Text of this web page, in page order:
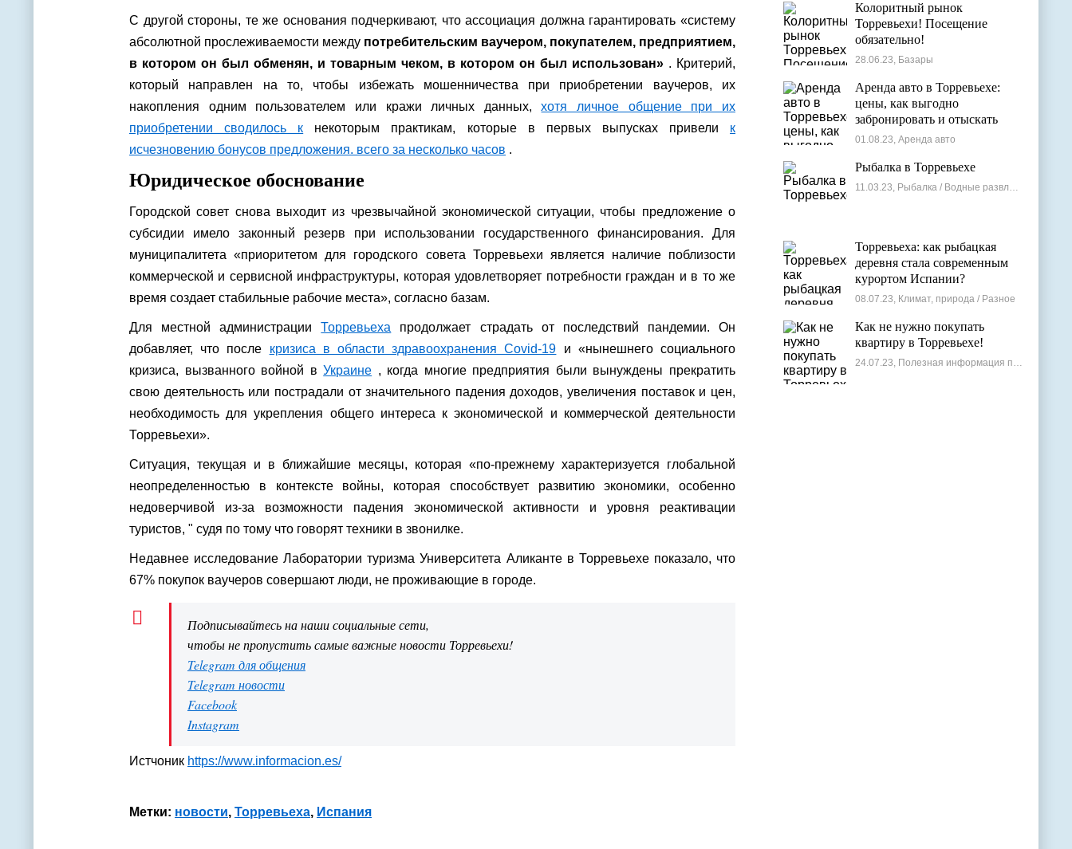
С другой стороны, те же основания подчеркивают, что ассоциация должна гарантировать «систему
абсолютной прослеживаемости между потребительским ваучером, покупателем, предприятием,
в котором он был обменян, и товарным чеком, в котором он был использован» . Критерий,
который направлен на то, чтобы избежать мошенничества при приобретении ваучеров, их
накопления одним пользователем или кражи личных данных,хотя личное общение при их
приобретении сводилось к некоторым практикам, которые в первых выпусках привели к
исчезновению бонусов предложения. всего за несколько часов .
Юридическое обоснование
Городской совет снова выходит из чрезвычайной экономической ситуации, чтобы предложение о
субсидии имело законный резерв при использовании государственного финансирования. Для
муниципалитета «приоритетом для городского совета Торревьехи является наличие поблизости
коммерческой и сервисной инфраструктуры, которая удовлетворяет потребности граждан и в то же
время создает стабильные рабочие места», согласно базам.
Для местной администрацииТорревьеха продолжает страдать от последствий пандемии. Он
добавляет, что после кризиса в области здравоохранения Covid-19 и «нынешнего социального
кризиса, вызванного войной вУкраине , когда многие предприятия были вынуждены прекратить
свою деятельность или пострадали от значительного падения доходов, увеличения поставок и цен,
необходимость для укрепления общего интереса к экономической и коммерческой деятельности
Торревьехи».
Ситуация, текущая и в ближайшие месяцы, которая «по-прежнему характеризуется глобальной
неопределенностью в контексте войны, которая способствует развитию экономики, особенно
недоверчивой из-за возможности падения экономической активности и уровня реактивации
туристов, " судя по тому что говорят техники в звонилке.
Недавнее исследование Лаборатории туризма Университета Аликанте в Торревьехе показало, что
67% покупок ваучеров совершают люди, не проживающие в городе.
Подписывайтесь на наши социальные сети,
чтобы не пропустить самые важные новости Торревьехи!
Telegram для общения
Telegram новости
Facebook
Instagram
Истчоник https://www.informacion.es/
Метки: новости, Торревьеха, Испания
Колоритный рынок
Торревьехи! Посещение
обязательно!
28.06.23, Базары
Аренда авто в Торревьехе:
цены, как выгодно
забронировать и отыскать
лучшие варианты
01.08.23, Аренда авто
Рыбалка в Торревьехе
11.03.23, Рыбалка / Водные развлечения
Торревьеха: как рыбацкая
деревня стала современным
курортом Испании?
08.07.23, Климат, природа / Разное
Как не нужно покупать
квартиру в Торревьехе!
24.07.23, Полезная информация по недвижимости